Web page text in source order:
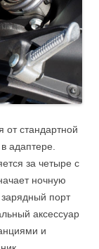
от стандартной
адаптере.
за четыре с
ночную
зарядный порт
аксессуар
и